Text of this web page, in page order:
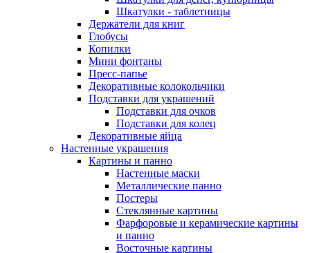
Шкатулки - таблетницы
Держатели для книг
Глобусы
Копилки
Мини фонтаны
Пресс-папье
Декоративные колокольчики
Подставки для украшений
Подставки для очков
Подставки для колец
Декоративные яйца
Настенные украшения
Картины и панно
Настенные маски
Металлические панно
Постеры
Стеклянные картины
Фарфоровые и керамические картины
и панно
Восточные картины